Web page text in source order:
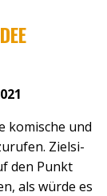
komi­sche und
Ziel­si­
den Punkt
als wür­de es